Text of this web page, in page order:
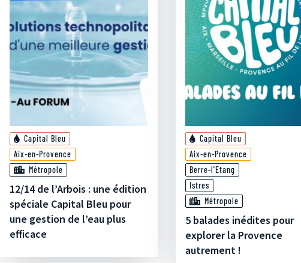
Capital Bleu
Aix-en-Provence
Métropole
12/14 de l’Arbois : une édition
spéciale Capital Bleu pour
une gestion de l’eau plus
efficace
Capital Bleu
Aix-en-Provence
Berre-l'Etang
Istres
Métropole
5 balades inédites pour
explorer la Provence
autrement !